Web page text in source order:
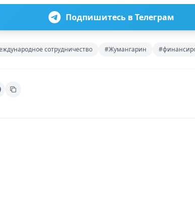
Подпишитесь в Телеграм
сотрудничество #Жумангарин